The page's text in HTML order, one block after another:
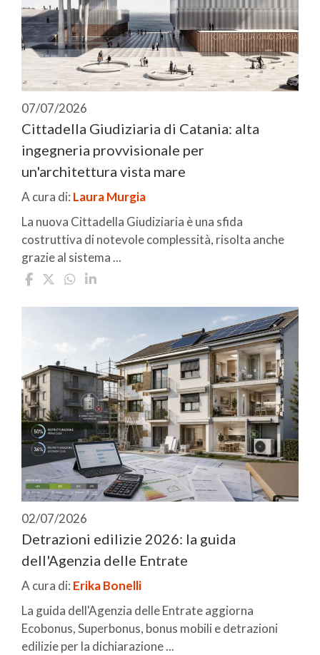
07/07/2026
Cittadella Giudiziaria di Catania: alta
ingegneria provvisionale per
un'architettura vista mare
A cura di: Laura Murgia
La nuova Cittadella Giudiziaria è una sfida
costruttiva di notevole complessità, risolta anche
grazie al sistema ...
02/07/2026
Detrazioni edilizie 2026: la guida
dell'Agenzia delle Entrate
A cura di: Erika Bonelli
La guida dell'Agenzia delle Entrate aggiorna
Ecobonus, Superbonus, bonus mobili e detrazioni
edilizie per la dichiarazione ...